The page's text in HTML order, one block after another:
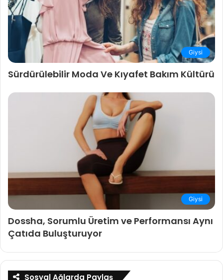
Giysi
Sürdürülebilir Moda Ve Kıyafet Bakım Kültürü
Giysi
Dossha, Sorumlu Üretim ve Performansı Aynı
Çatıda Buluşturuyor
Sosyal Ağlarda Paylaş